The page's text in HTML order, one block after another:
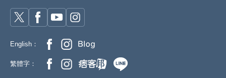
English：
繁體字：